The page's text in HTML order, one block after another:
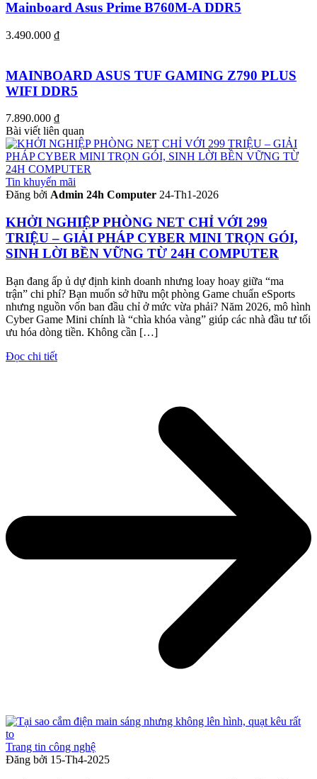
Mainboard Asus Prime B760M-A DDR5
3.490.000 ₫
MAINBOARD ASUS TUF GAMING Z790 PLUS
WIFI DDR5
7.890.000 ₫
Bài viết liên quan
Tin khuyến mãi
Đăng bởi Admin 24h Computer 24-Th1-2026
KHỞI NGHIỆP PHÒNG NET CHỈ VỚI 299
TRIỆU – GIẢI PHÁP CYBER MINI TRỌN GÓI,
SINH LỜI BỀN VỮNG TỪ 24H COMPUTER
Bạn đang ấp ủ dự định kinh doanh nhưng loay hoay giữa “ma
trận” chi phí? Bạn muốn sở hữu một phòng Game chuẩn eSports
nhưng nguồn vốn ban đầu chỉ ở mức vừa phải? Năm 2026, mô hình
Cyber Game Mini chính là “chìa khóa vàng” giúp các nhà đầu tư tối
ưu hóa dòng tiền. Không cần […]
Đọc chi tiết
Trang tin công nghệ
Đăng bởi 15-Th4-2025